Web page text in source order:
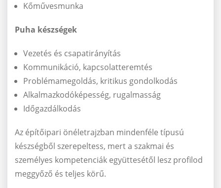
Kőművesmunka
Puha készségek
Vezetés és csapatirányítás
Kommunikáció, kapcsolatteremtés
Problémamegoldás, kritikus gondolkodás
Alkalmazkodóképesség, rugalmasság
Időgazdálkodás
Az építőipari önéletrajzban mindenféle típusú
készségből szerepeltess, mert a szakmai és
személyes kompetenciák együttesétől lesz profilod
meggyőző és teljes körű.